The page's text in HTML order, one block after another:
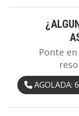
Ponte
AGOLADA: